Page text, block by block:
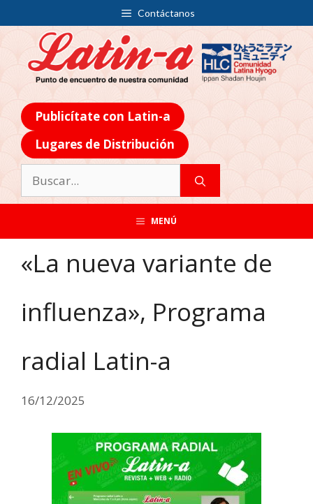
Contáctanos
Publicítate con Latin-a
Lugares de Distribución
MENÚ
«La nueva variante de
influenza», Programa
radial Latin-a
16/12/2025